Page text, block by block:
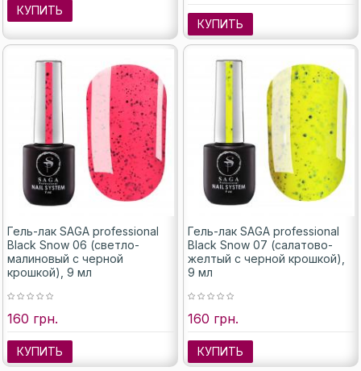
КУПИТЬ
КУПИТЬ
Гель-лак SAGA professional
Black Snow 06 (светло-
малиновый с черной
крошкой), 9 мл
160 грн.
КУПИТЬ
Гель-лак SAGA professional
Black Snow 07 (салатово-
желтый с черной крошкой),
9 мл
160 грн.
КУПИТЬ